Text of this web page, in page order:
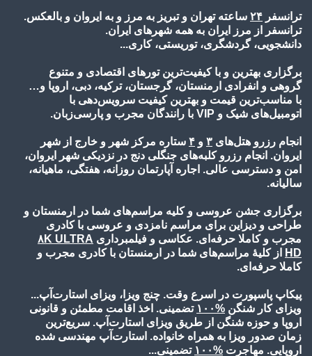
ترانسفر ۲۴ ساعته تهران و تبریز به مرز و به ایروان و بالعکس.
ترانسفر از مرز ایران به همه شهرهای ایران.
دانشجویی، گردشگری، توریستی، کاری...
برگزاری بهترین و با کیفیت‌ترین تورهای اقتصادی و متنوع
گروهی و انفرادی ارمنستان، گرجستان، ترکیه، دبی، اروپا و…
با مناسب‌ترین قیمت و بهترین کیفیت سرویس‌دهی با
اتومبیل‌های شیک و VIP با رانندگان مجرب و پارسی‌زبان.
انجام رزرو هتل‌های ۳ و ۴ ستاره مرکز شهر و خارج از شهر
ایروان. انجام رزرو کلبه‌های جنگلی دنج در نزدیکی شهر ایروان،
امن و دسترسی عالی. اجاره آپارتمان روزانه، هفتگی، ماهیانه،
سالیانه.
برگزاری جشن عروسی و کلیه مراسم‌های شما در ارمنستان و
طراحی و دیزاین برای مراسم نامزدی و عروسی با کادری
مجرب و کاملا حرفه‌ای. عکاسی و فیلمبرداری ۸K ULTRA
HD
از کلیۀ مراسم‌های شما در ارمنستان با کادری مجرب و
کاملا حرفه‌ای.
پیکاپ پاسپورت در اسرع وقت. چنج ویزا، ویزای استارت‌آپ...
ویزای کار شنگن %۱۰۰
تضمینی. اخذ اقامت مطمئن و قانونی
اروپا و حوزه شنگن از طریق ویزای استارت‌آپ. سریع‌ترین
زمان صدور ویزا به همراه خانواده. استارت‌آپ مهندسی شده
اروپایی. مهاجرت %۱۰۰ تضمینی...